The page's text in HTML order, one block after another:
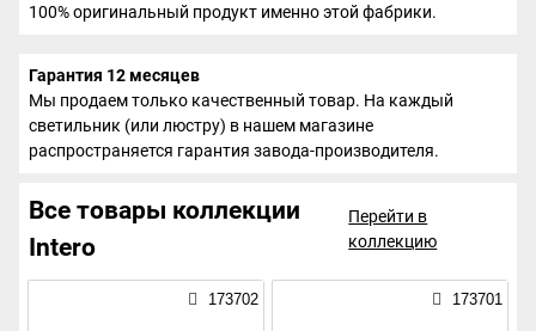
100% оригинальный продукт именно этой фабрики.
Гарантия 12 месяцев
Мы продаем только качественный товар. На каждый
светильник (или люстру) в нашем магазине
распространяется гарантия завода-производителя.
Все товары коллекции
Intero
Перейти в
коллекцию
173702 173701